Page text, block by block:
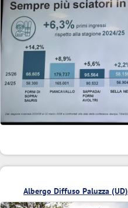
Albergo Diffuso Paluzza (UD)